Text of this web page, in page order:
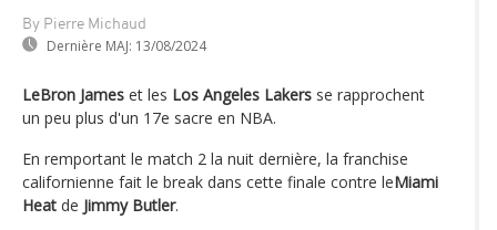
By Pierre Michaud
Dernière MAJ: 13/08/2024
LeBron James et les Los Angeles Lakers se rapprochent
un peu plus d'un 17e sacre en NBA.
En remportant le match 2 la nuit dernière, la franchise
californienne fait le break dans cette finale contre leMiami
Heat de Jimmy Butler.